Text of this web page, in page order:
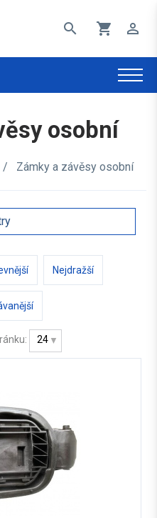
search shopping_cart perm_identity
osobní
/ Zámky a závěsy osobní
Nejdražší
24